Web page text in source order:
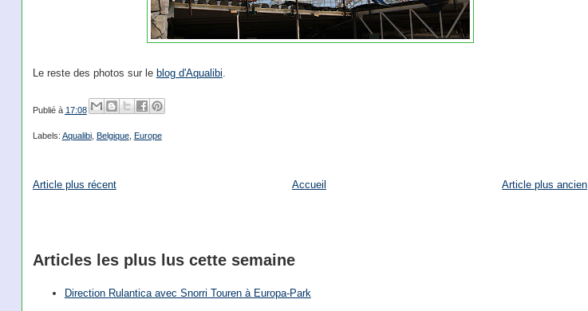
Le reste des photos sur le blog d'Aqualibi
Publié à 17:08
Labels: Aqualibi, Belgique, Europe
Article plus récent Article plus ancien
Accueil
Articles les plus lus cette semaine
Direction Rulantica avec Snorri Touren à Europa-Park